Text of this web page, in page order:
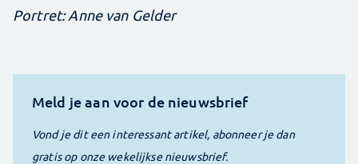
Portret: Anne van Gelder
Meld je aan voor de nieuwsbrief
Vond je dit een interessant artikel, abonneer je dan
gratis op onze wekelijkse nieuwsbrief.